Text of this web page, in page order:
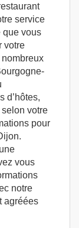
service
que vous
votre
d’hôtes,
selon votre
pour
vous
notre
agréées